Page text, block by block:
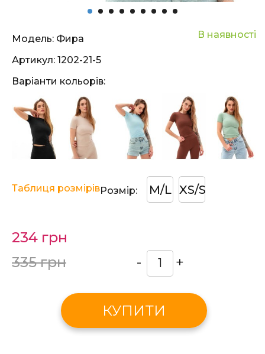
Модель: Фира В наявності
Артикул: 1202-21-5
Варіанти кольорів:
Розмір: M/L XS/S
Таблиця розмірів
234 грн
335 грн
- +
КУПИТИ